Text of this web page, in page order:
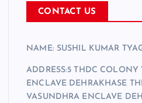
CONTACT US
NAME: SUSHIL KUMAR
ADDRESS:5 THDC COLONY
ENCLAVE DEHRAKHASE
VASUNDHRA ENCLAVE